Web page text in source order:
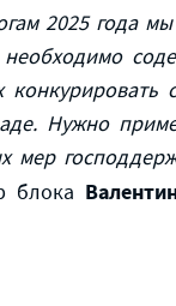
2025 года
со
конкурировать
. Нужно
мер
блока